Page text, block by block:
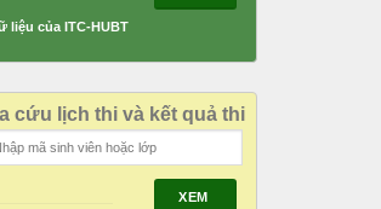
liệu của ITC-HUBT
cứu lịch thi và kết quả thi
XEM